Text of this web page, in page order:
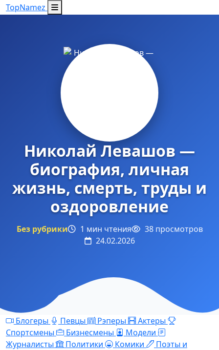
TopNamez
Николай Левашов —
биография, личная
жизнь, смерть, труды и
оздоровление
Без рубрики 1 мин чтения
38 просмотров
24.02.2026
Блогеры Певцы Рэперы
Актеры
Спортсмены
Бизнесмены
Модели
Журналисты
Политики Комики
Поэты и